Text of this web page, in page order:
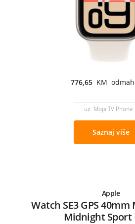
776,65 KM odmah
uz Moja TV Phone
Saznaj više
Apple
Watch SE3 GPS
Midnight Sport